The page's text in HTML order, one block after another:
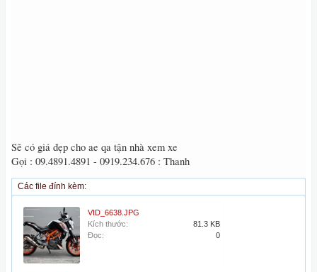
Sẽ có giá đẹp cho ae qa tận nhà xem xe
Gọi : 09.4891.4891 - 0919.234.676 : Thanh
Các file đính kèm:
VID_6638.JPG
Kích thước:
81.3 KB
Đọc:
0